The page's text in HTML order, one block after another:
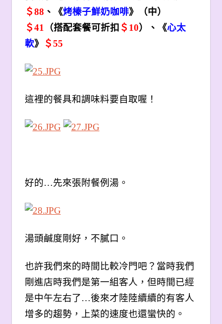
＄88 、《烤榛子鮮奶咖啡》（中）
＄41
（搭配套餐可折扣 ＄10）、《心太
軟》 ＄55
這裡的餐具和調味料要自取喔！
好的…先來張附餐例湯。
湯頭鹹度剛好，不膩口。
也許我們來的時間比較冷門吧？當時我們
剛進店時我們是第一組客人，但時間已經
是中午左右了…後來才陸陸續續的有客人
增多的趨勢，上菜的速度也還蠻快的。